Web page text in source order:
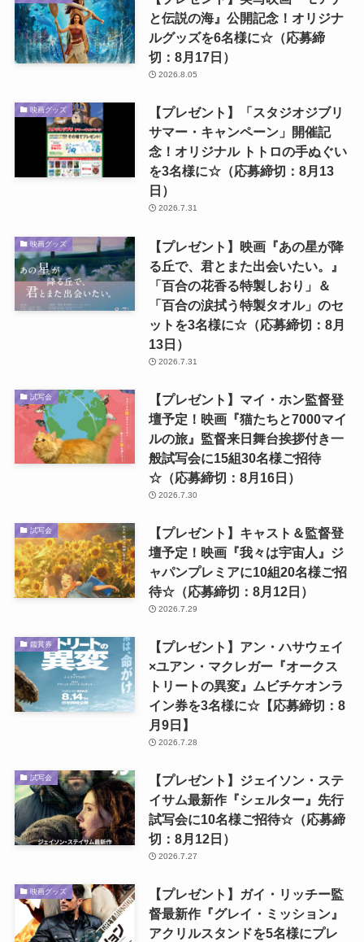
と伝説の海』公開記念！オリジナ
ルグッズを6名様に☆（応募締
切：8月17日）
2026.8.05
映画グッズ
【プレゼント】「スタジオジブリ
サマー・キャンペーン」開催記
念！オリジナル トトロの手ぬぐい
を3名様に☆（応募締切：8月13
日）
2026.7.31
映画グッズ
【プレゼント】映画『あの星が降
る丘で、君とまた出会いたい。』
「百合の花香る特製しおり」＆
「百合の涙拭う特製タオル」のセ
ットを3名様に☆（応募締切：8月
13日）
2026.7.31
試写会
【プレゼント】マイ・ホン監督登
壇予定！映画『猫たちと7000マイ
ルの旅』監督来日舞台挨拶付き一
般試写会に15組30名様ご招待
☆（応募締切：8月16日）
2026.7.30
試写会
【プレゼント】キャスト＆監督登
壇予定！映画『我々は宇宙人』ジ
ャパンプレミアに10組20名様ご招
待☆（応募締切：8月12日）
2026.7.29
鑑賞券
【プレゼント】アン・ハサウェイ
×ユアン・マクレガー『オークス
トリートの異変』ムビチケオンラ
イン券を3名様に☆【応募締切：8
月9日】
2026.7.28
試写会
【プレゼント】ジェイソン・ステ
イサム最新作『シェルター』先行
試写会に10名様ご招待☆（応募締
切：8月12日）
2026.7.27
映画グッズ
【プレゼント】ガイ・リッチー監
督最新作『グレイ・ミッション』
アクリルスタンドを5名様にプレ